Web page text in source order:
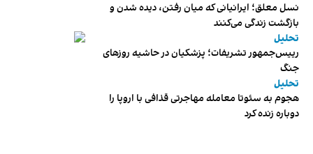
نسل معلق؛ ایرانیانی که میان رفتن، دیده شدن و
بازگشت زندگی می‌کنند
تحلیل
رییس‌جمهور تشریفات؛ پزشکیان در حاشیه روزهای
جنگ
تحلیل
هجوم به سئوتا معامله مهاجرتی قذافی با اروپا را
دوباره زنده کرد